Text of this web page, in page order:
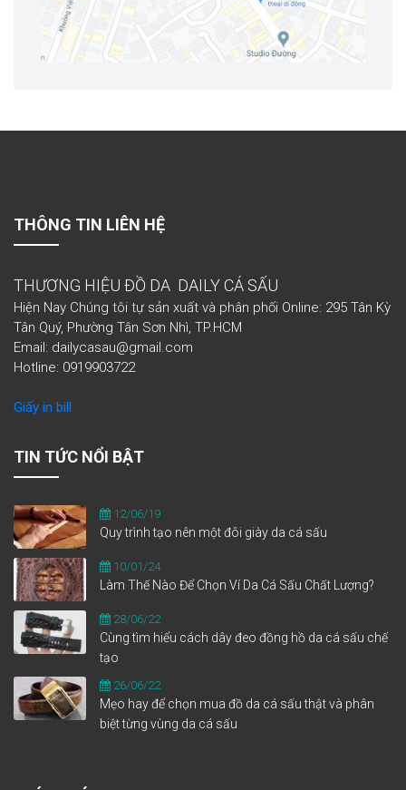
THÔNG TIN LIÊN HỆ
THƯƠNG HIỆU ĐỒ DA DAILY CÁ SẤU
Hiện Nay Chúng tôi tự sản xuất và phân phối Online: 295 Tân Kỳ
Tân Quý, Phường Tân Sơn Nhì, TP.HCM
Email: dailycasau@gmail.com
Hotline: 0919903722
Giấy in bill
TIN TỨC NỔI BẬT
12/06/19
Quy trình tạo nên một đôi giày da cá sấu
10/01/24
Làm Thế Nào Để Chọn Ví Da Cá Sấu Chất Lượng?
28/06/22
Cùng tìm hiểu cách dây đeo đồng hồ da cá sấu chế
tạo
26/06/22
Mẹo hay để chọn mua đồ da cá sấu thật và phân
biệt từng vùng da cá sấu